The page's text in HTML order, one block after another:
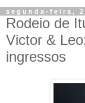
segunda-feira,
Rodeio de
Victor &
ingressos